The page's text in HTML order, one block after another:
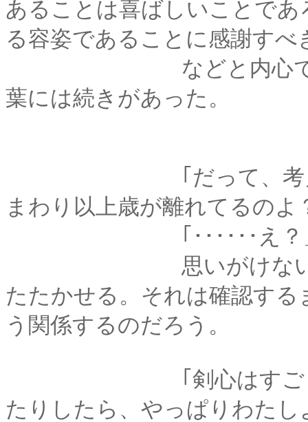
あることは喜ばしいことで
る容姿であることに感謝すべ
などと内心で自問
葉には続きがあった。
｢だって、考えても
まわり以上歳が離れてるのよ
｢･･････え？
思いがけない切り返
たたかせる。それは確認す
う関係するのだろう。
｢剣心はすごく若く
たりしたら、やっぱりわた